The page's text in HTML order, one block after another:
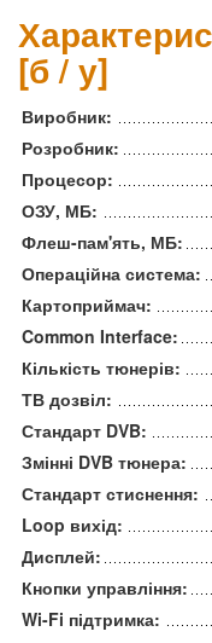
[б / у]
Виробник:
Розробник:
Процесор:
ОЗУ, МБ:
Флеш-пам'ять, МБ:
Операційна система:
Картоприймач:
Common Interface:
Кількість тюнерів:
ТВ дозвіл:
Стандарт DVB:
Змінні DVB тюнера:
Стандарт стиснення:
Loop вихід:
Дисплей:
Кнопки управління:
Wi-Fi підтримка: